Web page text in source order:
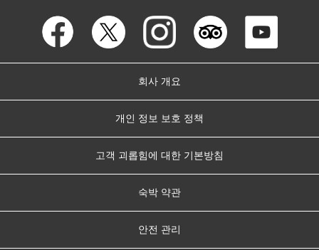
회사 개요
개인 정보 보호 정책
고객 괴롭힘에 대한 기본방침
숙박 약관
안전 관리